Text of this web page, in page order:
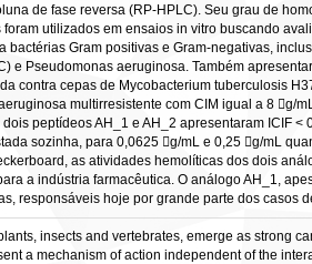
de fase reversa (RP-HPLC). Seu grau de
utilizados em ensaios in vitro buscando
Gram positivas e Gram-negativas,
e Pseudomonas aeruginosa. Também
contra cepas de Mycobacterium tuberculosis
multirresistente com CIM igual a 8
peptídeos AH_1 e AH_2 apresentaram ICIF
sozinha, para 0,0625 g/mL e 0,25 g/mL
as atividades hemolíticas dos dois
a indústria farmacêutica. O análogo AH_1,
responsáveis hoje por grande parte dos casos
insects and vertebrates, emerge as strong
a mechanism of action independent of the